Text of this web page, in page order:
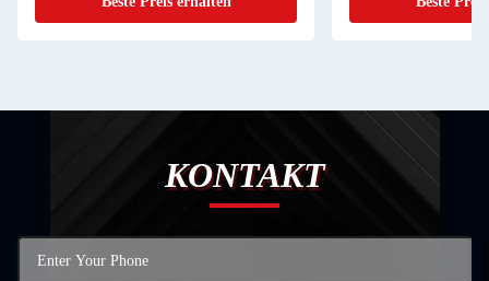
KONTAKT